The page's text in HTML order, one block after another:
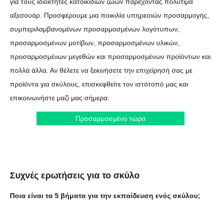
αξεσουάρ. Προσφέρουμε μια ποικιλία υπηρεσιών προσαρμογής,
συμπεριλαμβανομένων προσαρμοσμένων λογότυπων,
προσαρμοσμένων μοτίβων, προσαρμοσμένων υλικών,
προσαρμοσμένων μεγεθών και προσαρμοσμένων προϊόντων και
πολλά άλλα. Αν θέλετε να ξεκινήσετε την επιχείρησή σας με
προϊόντα για σκύλους, επισκεφθείτε τον ιστότοπό μας και
επικοινωνήστε μαζί μας σήμερα.
Προσαρμοσμένο τώρα
Συχνές ερωτήσεις για το σκύλο
Ποια είναι τα 5 βήματα για την εκπαίδευση ενός σκύλου;